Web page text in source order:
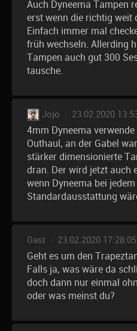
Auch Dyneema Tampen
erst wenn die richtig weit
Einfach immer mal
früh wechseln. Allerding
Tampen auch gut 300
tausche.
Jojo 23.02.2020
4mm Dyneema
Outhaul, an der Gabel
stärker dimensionierte
dran. Der wird jetzt auch
wenn Dyneema bei
Standardausstattung
Gast 23.02.2020 17:28:05
Geht es um den
Falls ja, was wäre da
doch dann nur einmal
oder was meinst du?